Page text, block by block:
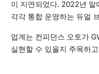
이 지연되었다. 2022년 말
각각 통합 운영하는 듀얼
업계는 컨피던스 오토가
실현할 수 있을지 주목하